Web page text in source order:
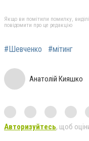
Якщо ви помітили помилку,
повідомити про це редакцію
#Шевченко #мітинг
Анатолій Кияшко
Авторизуйтесь, щоб